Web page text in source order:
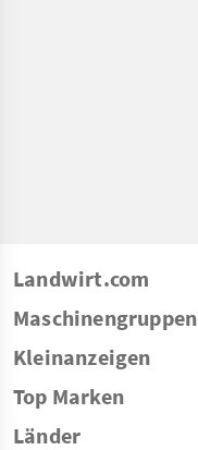
Landwirt.com
Maschinengruppen
Kleinanzeigen
Top Marken
Länder